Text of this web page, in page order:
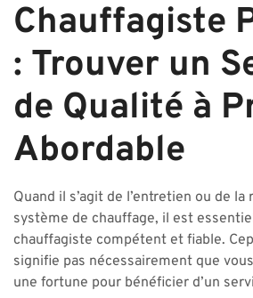
Chauffagiste
: Trouver un
de Qualité à
Abordable
Quand il s’agit de l’entretien ou de
système de chauffage, il est
chauffagiste compétent et fiable.
signifie pas nécessairement que
une fortune pour bénéficier d’un